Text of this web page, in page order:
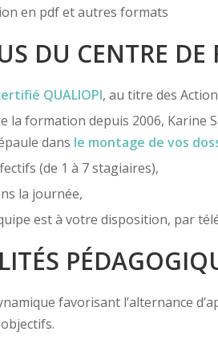
en pdf et autres formats
DU CENTRE
QUALIOPI, au titre des
la formation depuis 2006, Karine
dans le montage de vos
(de 1 à 7 stagiaires),
la journée,
est à votre disposition, par
favorisant l’alternance